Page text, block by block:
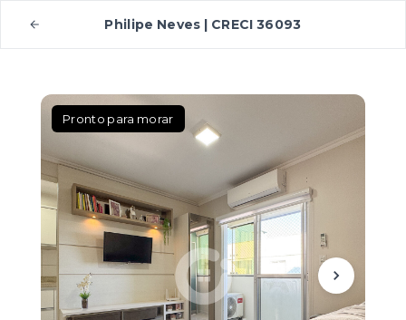
Philipe Neves | CRECI 36093
Pronto para morar